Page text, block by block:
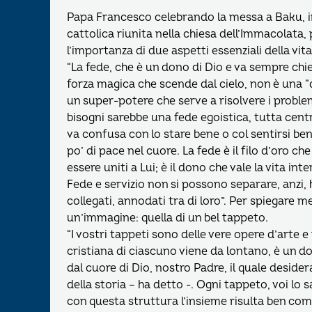
Papa Francesco celebrando la messa a
cattolica riunita nella chiesa
l’importanza di due aspetti essenziali della
“La fede, che è un dono di Dio e va sempre
forza magica che scende dal cielo, non è una
un super-potere che serve a risolvere i
bisogni sarebbe una fede egoistica, tutta
va confusa con lo stare bene o col sentirsi
po’ di pace nel cuore. La fede è il filo d’oro
essere uniti a Lui; è il dono che vale la vita
Fede e servizio non si possono separare,
collegati, annodati tra di loro”. Per spiegare
un’immagine: quella di un bel tappeto.
“I vostri tappeti sono delle vere opere d’arte
cristiana di ciascuno viene da lontano, è un
dal cuore di Dio, nostro Padre, il quale
della storia – ha detto -. Ogni tappeto, voi lo
con questa struttura l’insieme risulta ben